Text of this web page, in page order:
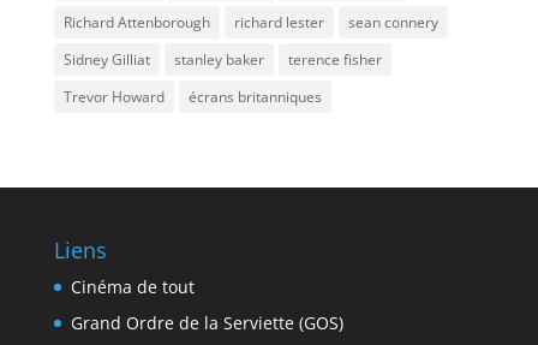
Richard Attenborough
richard lester
sean connery
Sidney Gilliat
stanley baker
terence fisher
Trevor Howard
écrans britanniques
Liens
Cinéma de tout
Grand Ordre de la Serviette (GOS)